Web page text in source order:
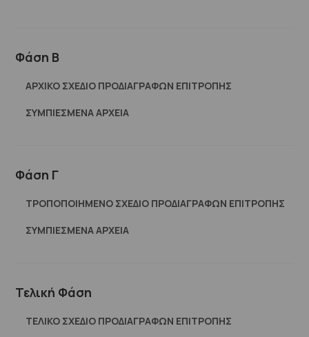
Φάση Β
ΑΡΧΙΚΟ ΣΧΕΔΙΟ ΠΡΟΔΙΑΓΡΑΦΩΝ ΕΠΙΤΡΟΠΗΣ
ΣΥΜΠΙΕΣΜΈΝΑ ΑΡΧΕΊΑ
Φάση Γ
ΤΡΟΠΟΠΟΙΗΜΕΝΟ ΣΧΕΔΙΟ ΠΡΟΔΙΑΓΡΑΦΩΝ ΕΠΙΤΡΟΠΗΣ
ΣΥΜΠΙΕΣΜΈΝΑ ΑΡΧΕΊΑ
Τελική Φάση
ΤΕΛΙΚΟ ΣΧΕΔΙΟ ΠΡΟΔΙΑΓΡΑΦΩΝ ΕΠΙΤΡΟΠΗΣ